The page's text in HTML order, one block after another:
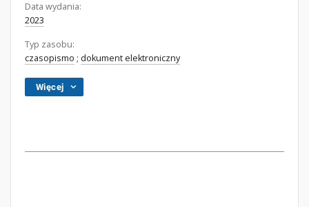
Data wydania:
2023
Typ zasobu:
czasopismo ; dokument elektroniczny
Więcej